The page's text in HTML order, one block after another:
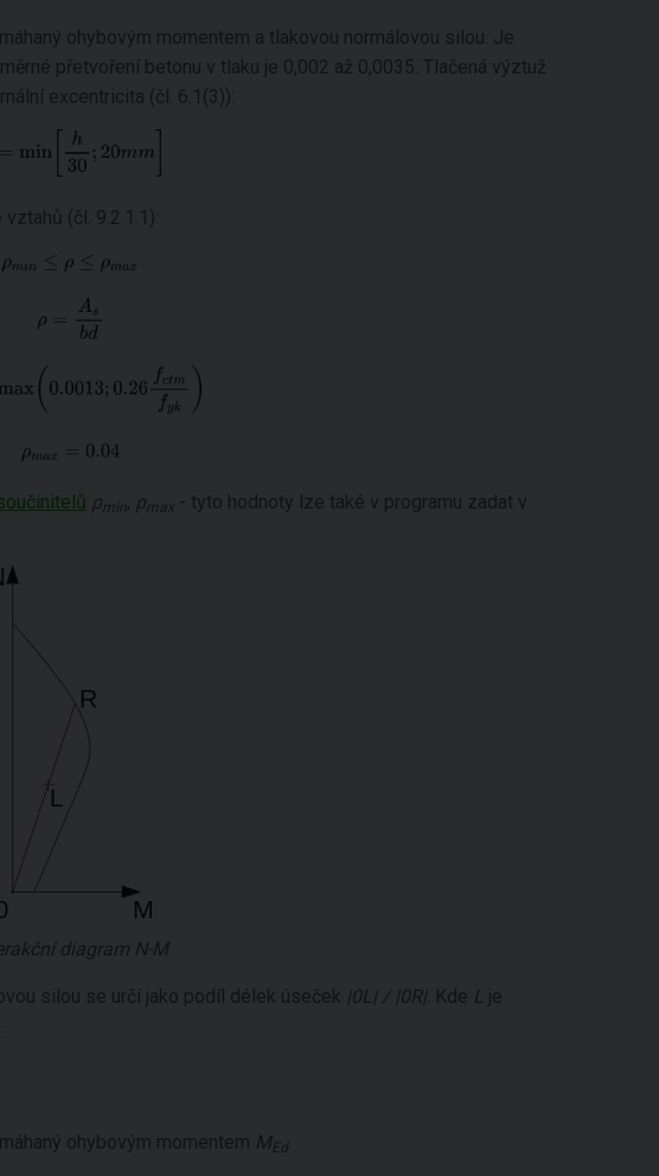
ohybovým momentem a tlakovou normálovou silou. Je
přetvoření betonu v tlaku je 0,002 až 0,0035. Tlačená výztuž
excentricita (čl. 6.1(3)):
(čl. 9.2.1.1):
ρmin , ρmax - tyto hodnoty lze také v programu zadat v
diagram N-M
silou se určí jako podíl délek úseček |0L| / |0R|. Kde L je
ohybovým momentem MEd.